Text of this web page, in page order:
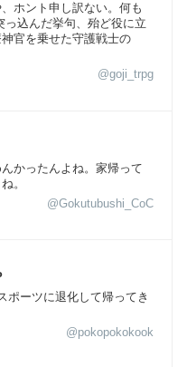
ホント申し訳ない。何も
込んだ挙句、殆ど役に立
官を乗せた守護戦士の
@goji_trpg
かったんよね。家帰って
。
@Gokutubushi_CoC
ポーツに退化して帰ってき
@pokopokokook